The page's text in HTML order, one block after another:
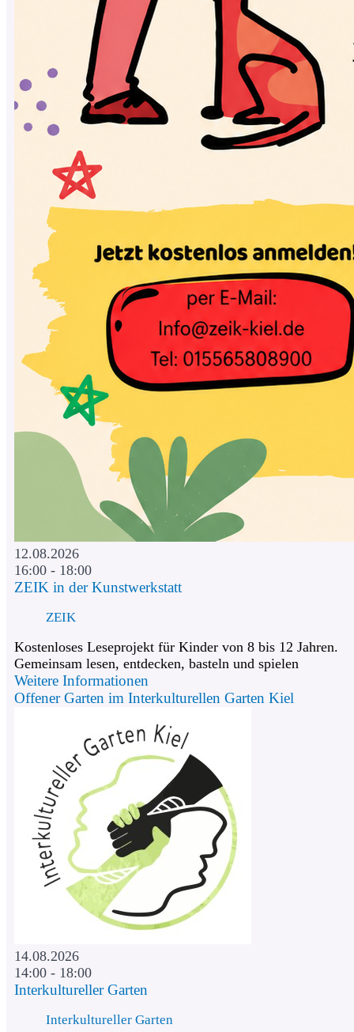
12.08.2026
16:00 - 18:00
ZEIK in der Kunstwerkstatt
ZEIK
Kostenloses Leseprojekt für Kinder von 8 bis 12 Jahren.
Gemeinsam lesen, entdecken, basteln und spielen
Weitere Informationen
Offener Garten im Interkulturellen Garten Kiel
14.08.2026
14:00 - 18:00
Interkultureller Garten
Interkultureller Garten